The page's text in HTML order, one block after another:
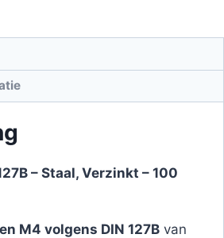
– Staal, Verzinkt – 100
M4 volgens DIN 127B van